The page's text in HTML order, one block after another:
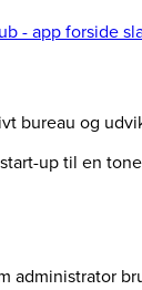
bureau og
up til en
administrator